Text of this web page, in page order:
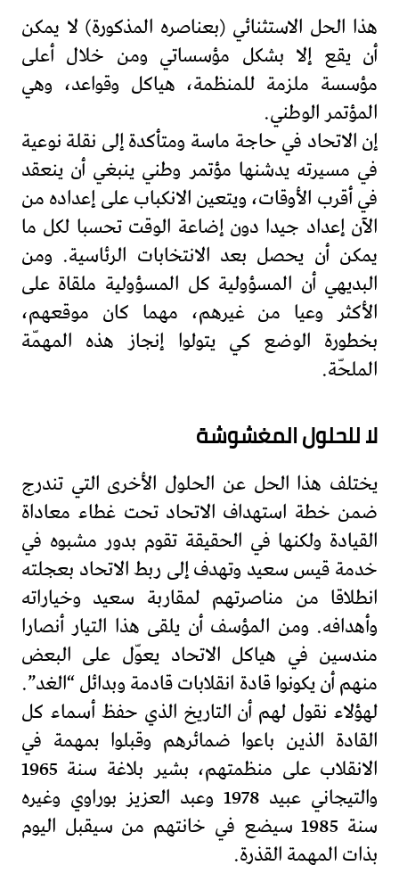
هذا الحل الاستثنائي (بعناصره المذكورة) لا يمكن
أن يقع إلا بشكل مؤسساتي ومن خلال أعلى
مؤسسة ملزمة للمنظمة، هياكل وقواعد، وهي
المؤتمر الوطني.
إن الاتحاد في حاجة ماسة ومتأكدة إلى نقلة نوعية
في مسيرته يدشنها مؤتمر وطني ينبغي أن ينعقد
في أقرب الأوقات، ويتعين الانكباب على إعداده من
الآن إعداد جيدا دون إضاعة الوقت تحسبا لكل ما
يمكن أن يحصل بعد الانتخابات الرئاسية. ومن
البديهي أن المسؤولية كل المسؤولية ملقاة على
الأكثر وعيا من غيرهم، مهما كان موقعهم،
بخطورة الوضع كي يتولوا إنجاز هذه المهمّة
الملحّة.
لا للحلول المغشوشة
يختلف هذا الحل عن الحلول الأخرى التي تندرج
ضمن خطة استهداف الاتحاد تحت غطاء معاداة
القيادة ولكنها في الحقيقة تقوم بدور مشبوه في
خدمة قيس سعيد وتهدف إلى ربط الاتحاد بعجلته
انطلاقا من مناصرتهم لمقاربة سعيد وخياراته
وأهدافه. ومن المؤسف أن يلقى هذا التيار أنصارا
مندسين في هياكل الاتحاد يعوّل على البعض
منهم أن يكونوا قادة انقلابات قادمة وبدائل “الغد”.
لهؤلاء نقول لهم أن التاريخ الذي حفظ أسماء كل
القادة الذين باعوا ضمائرهم وقبلوا بمهمة في
الانقلاب على منظمتهم، بشير بلاغة سنة 1965
والتيجاني عبيد 1978 وعبد العزيز بوراوي وغيره
سنة 1985 سيضع في خانتهم من سيقبل اليوم
بذات المهمة القذرة.